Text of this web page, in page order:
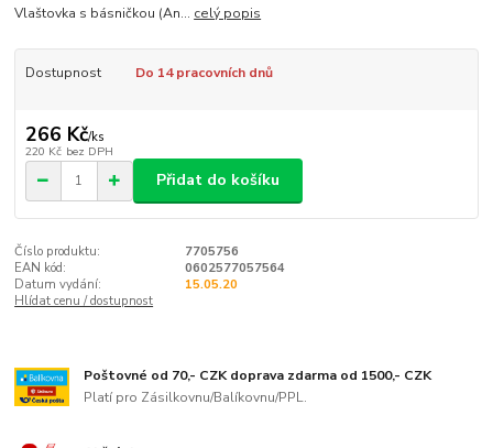
Vlaštovka s básničkou (An... celý popis
Dostupnost Do 14 pracovních dnů
266 Kč/ks
220 Kč bez DPH
Přidat do košíku
Číslo produktu:
7705756
EAN kód:
0602577057564
Datum vydání:
15.05.20
Hlídat cenu / dostupnost
Poštovné od 70,- CZK doprava zdarma od 1500,- CZK
Platí pro Zásilkovnu/Balíkovnu/PPL.